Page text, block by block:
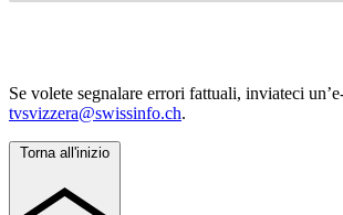
Se volete segnalare errori fattuali, inviateci
tvsvizzera@swissinfo.ch.
Torna all'inizio